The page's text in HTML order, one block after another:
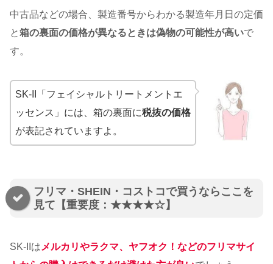
中古品などの場合、製造番号からわかる製造年月日の定価
と箱の裏面の価格が異なるときは偽物の可能性が高いで
す。
SK-II「フェイシャルトリートメントエ
ッセンス」には、箱の裏面に税抜の価格
が表記されていますよ。
フリマ・SHEIN・コストコで買うならここを
見て【重要度：★★★★☆】
SK-IIは メルカリやラクマ、ヤフオク！などのフリマサイ